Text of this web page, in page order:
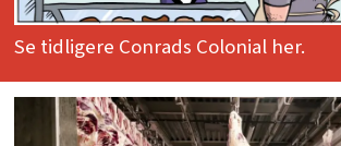
Se tidligere Conrads Colonial her.